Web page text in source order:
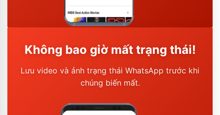
Không bao giờ mất trạng thái!
Lưu video và ảnh trạng thái WhatsApp trước khi
chúng biến mất.